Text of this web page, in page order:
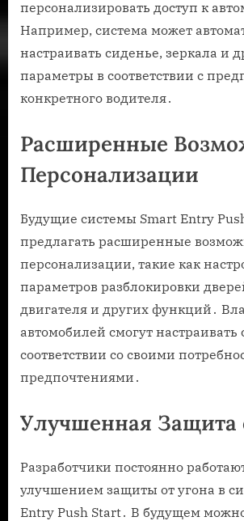
персонализировать доступ к
Например, система может
настраивать сиденье, зеркала и
параметры в соответствии с
конкретного водителя․
Расширенные
Персонализации
Будущие системы Smart Entry
предлагать расширенные
персонализации, такие как
параметров разблокировки
двигателя и других функций․
автомобилей смогут настраивать
соответствии со своими
предпочтениями․
Улучшенная Защита
Разработчики постоянно
улучшением защиты от угона в
Entry Push Start․ В будущем